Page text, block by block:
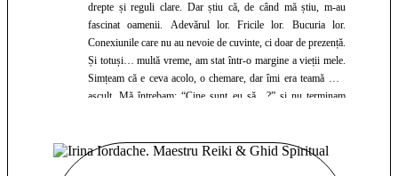
drepte și reguli clare. Dar știu că, de când mă știu, m-au
fascinat oamenii. Adevărul lor. Fricile lor. Bucuria lor.
Conexiunile care nu au nevoie de cuvinte, ci doar de prezență.
Și totuși… multă vreme, am stat într-o margine a vieții mele.
Simțeam că e ceva acolo, o chemare, dar îmi era teamă să o
ascult. Mă întrebam: “Cine sunt eu să…?” și nu terminam
cu ceea ce evităm. M-a împins, m-a scuturat, m-a făcut să mă
prăbușesc și să mă ridic din nou. Și într-o zi, în tăcerea unui